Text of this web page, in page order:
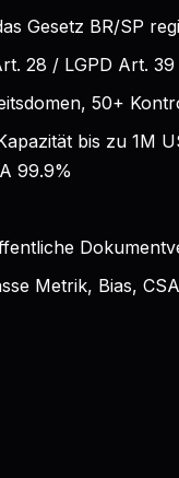
Gesetz BR/SP
28 / LGPD Art. 39
50+
bis zu 1M
99.9%
Metrik, Bias,